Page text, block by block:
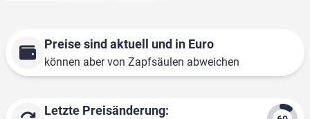
Preise sind aktuell und in Euro
können aber von Zapfsäulen abweichen
Letzte Preisänderung: